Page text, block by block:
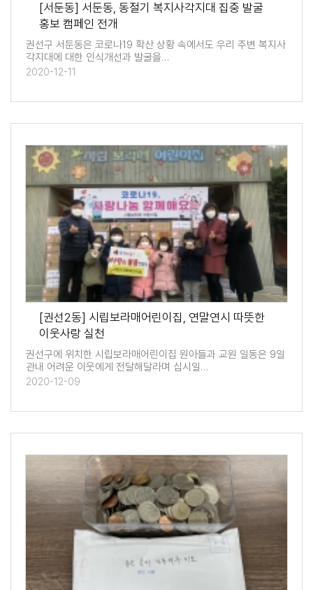
[서둔동] 서둔동, 동절기 복지사각지대 집중 발굴
홍보 캠페인 전개
권선구 서둔동은 코로나19 확산 상황 속에서도 우리 주변 복지사
각지대에 대한 인식개선과 발굴을…
2020-12-11
[권선2동] 시립보라매어린이집, 연말연시 따뜻한
이웃사랑 실천
권선구에 위치한 시립보라매어린이집 원아들과 교원 일동은 9일
관내 어려운 이웃에게 전달해달라며 십시일…
2020-12-09